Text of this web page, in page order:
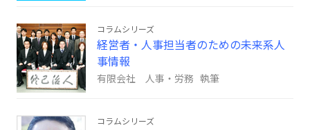
コラムシリーズ
経営者・人事担当者のための未来系人
事情報
有限会社 人事・労務 執筆
コラムシリーズ